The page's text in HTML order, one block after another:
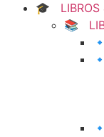
🎓 LIBROS
📚